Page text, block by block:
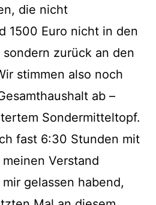
die nicht
1500 Euro nicht in den
zurück an den
stimmen also noch
ab –
Sondermitteltopf.
fast 6:30 Stunden mit
Verstand
gelassen habend,